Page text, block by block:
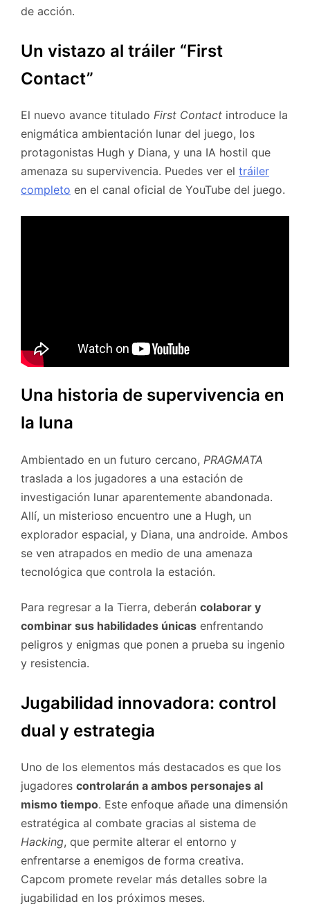
de acción.
Un vistazo al tráiler “First
Contact”
El nuevo avance titulado First Contact introduce la
enigmática ambientación lunar del juego, los
protagonistas Hugh y Diana, y una IA hostil que
amenaza su supervivencia. Puedes ver el tráiler
completo en el canal oficial de YouTube del juego.
Una historia de supervivencia en
la luna
Ambientado en un futuro cercano, PRAGMATA
traslada a los jugadores a una estación de
investigación lunar aparentemente abandonada.
Allí, un misterioso encuentro une a Hugh, un
explorador espacial, y Diana, una androide. Ambos
se ven atrapados en medio de una amenaza
tecnológica que controla la estación.
Para regresar a la Tierra, deberán colaborar y
combinar sus habilidades únicas enfrentando
peligros y enigmas que ponen a prueba su ingenio
y resistencia.
Jugabilidad innovadora: control
dual y estrategia
Uno de los elementos más destacados es que los
jugadores controlarán a ambos personajes al
mismo tiempo. Este enfoque añade una dimensión
estratégica al combate gracias al sistema de
Hacking, que permite alterar el entorno y
enfrentarse a enemigos de forma creativa.
Capcom promete revelar más detalles sobre la
jugabilidad en los próximos meses.